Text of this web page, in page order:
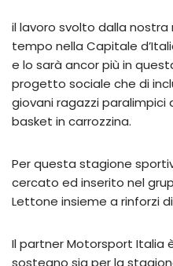
il lavoro svolto dalla
tempo nella Capitale
e lo sarà ancor più in
progetto sociale che di
giovani ragazzi
basket in carrozzina.
Per questa stagione
cercato ed inserito nel
Lettone insieme a rinforzi
Il partner Motorsport Italia